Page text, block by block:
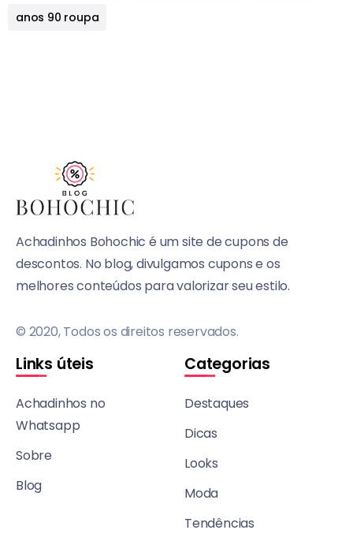
anos 90 roupa
Achadinhos Bohochic é um site de cupons de
descontos. No blog, divulgamos cupons e os
melhores conteúdos para valorizar seu estilo.
© 2020, Todos os direitos reservados.
Links úteis
Achadinhos no
Whatsapp
Sobre
Blog
Categorias
Destaques
Dicas
Looks
Moda
Tendências